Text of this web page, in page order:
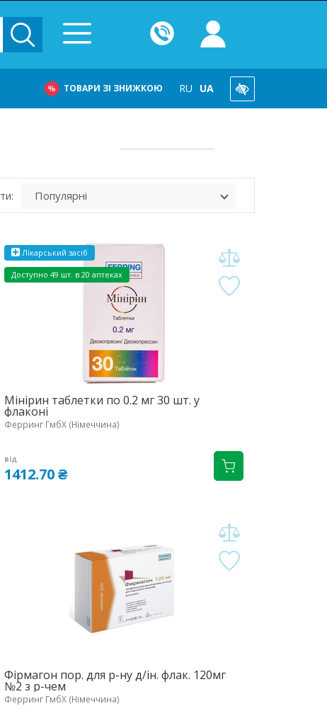
ТОВАРИ ЗІ ЗНИЖКОЮ RU UA
Лікарський засіб
Доступно 49 шт. в 20 аптеках
Мінірин таблетки по 0.2 мг 30 шт. у
флаконі
Ферринг ГмбХ (Німеччина)
від
1412.70 ₴
Фірмагон пор. для р-ну д/ін. флак. 120мг
№2 з р-чем
Ферринг ГмбХ (Німеччина)